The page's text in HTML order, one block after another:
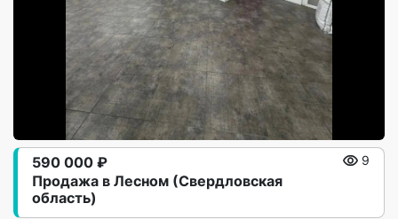
Продажа в Лесном (Свердловская
область)
590 000 ₽ 9